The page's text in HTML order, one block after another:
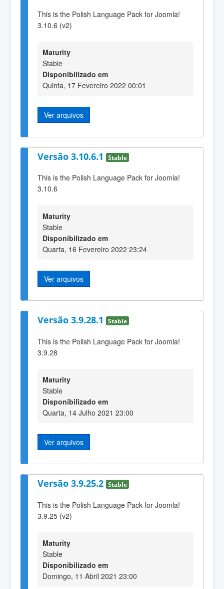
This is the Polish Language Pack for Joomla!
3.10.6 (v2)
Maturity
Stable
Disponibilizado em
Quinta, 17 Fevereiro 2022 00:01
Ver arquivos
Versão 3.10.6.1 Stable
This is the Polish Language Pack for Joomla!
3.10.6
Maturity
Stable
Disponibilizado em
Quarta, 16 Fevereiro 2022 23:24
Ver arquivos
Versão 3.9.28.1 Stable
This is the Polish Language Pack for Joomla!
3.9.28
Maturity
Stable
Disponibilizado em
Quarta, 14 Julho 2021 23:00
Ver arquivos
Versão 3.9.25.2 Stable
This is the Polish Language Pack for Joomla!
3.9.25 (v2)
Maturity
Stable
Disponibilizado em
Domingo, 11 Abril 2021 23:00